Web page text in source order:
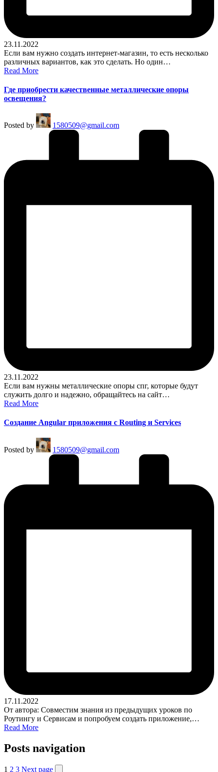
23.11.2022
Если вам нужно создать интернет-магазин, то есть несколько
различных вариантов, как это сделать. Но один…
Read More
Где приобрести качественные металлические опоры
освещения?
Posted by 1580509@gmail.com
23.11.2022
Если вам нужны металлические опоры спг, которые будут
служить долго и надежно, обращайтесь на сайт…
Read More
Создание Angular приложения с Routing и Services
Posted by 1580509@gmail.com
17.11.2022
От автора: Совместим знания из предыдущих уроков по
Роутингу и Сервисам и попробуем создать приложение,…
Read More
Posts navigation
1 2 3 Next page